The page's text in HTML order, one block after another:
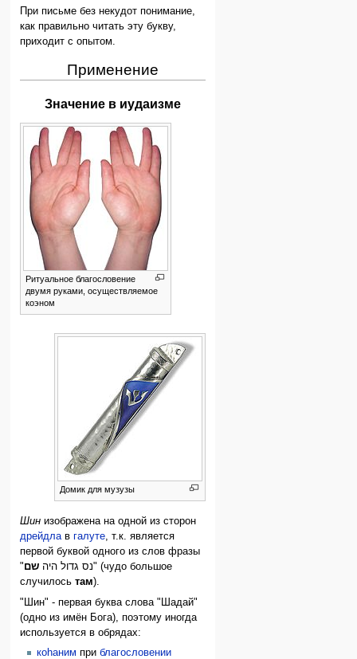
При письме без некудот понимание,
как правильно читать эту букву,
приходит с опытом.
Применение
Значение в иудаизме
Ритуальное благословение
двумя руками, осуществляемое
коэном
Домик для музузы
Шин изображена на одной из сторон
дрейдлавгалуте, т.к. является
первой буквой одного из слов фразы
"נס גדול היה שם
" (чудо большое
случилосьтам).
"Шин" - первая буква слова "Шадай"
(одно из имён Бoга), поэтому иногда
используется в обрядах:
коhаним при благословении